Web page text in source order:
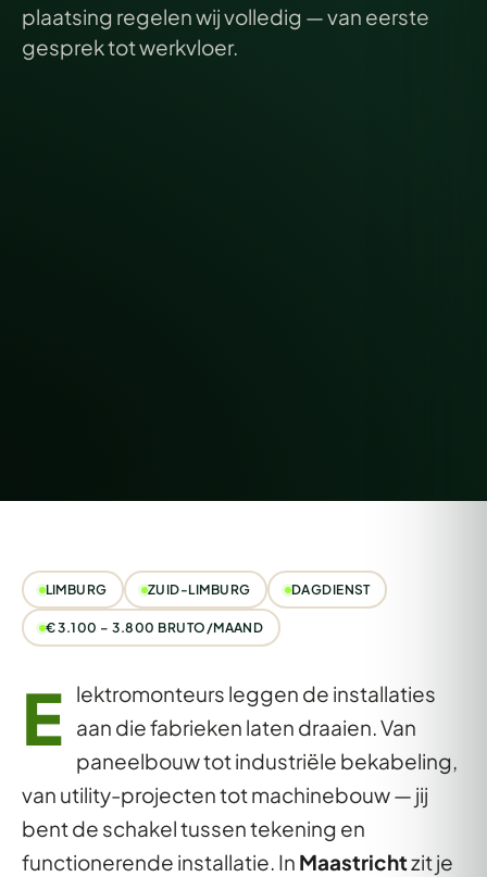
plaatsing regelen wij volledig — van eerste
gesprek tot werkvloer.
LIMBURG ZUID-LIMBURG DAGDIENST
€ 3.100 – 3.800 BRUTO/MAAND
E lektromonteurs leggen de installaties
aan die fabrieken laten draaien. Van
paneelbouw tot industriële bekabeling,
van utility-projecten tot machinebouw — jij
bent de schakel tussen tekening en
functionerende installatie. In Maastrichtzit je